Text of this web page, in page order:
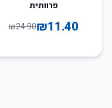
פרוותית
₪11.40
₪24.90